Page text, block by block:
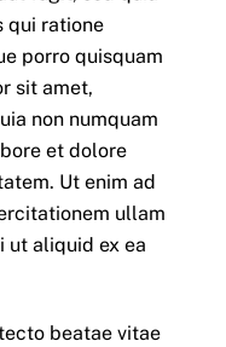
qui ratione
porro quisquam
sit amet,
non numquam
et dolore
Ut enim ad
ullam
ut aliquid ex ea
beatae vitae